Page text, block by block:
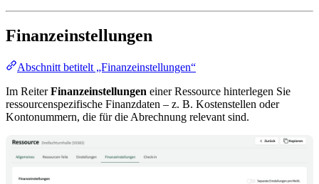
Finanzeinstellungen
Abschnitt betitelt „Finanzeinstellungen“
Im ReiterFinanzeinstellungen einer Ressource hinterlegen Sie
ressourcenspezifische Finanzdaten – z. B. Kostenstellen oder
Kontonummern, die für die Abrechnung relevant sind.